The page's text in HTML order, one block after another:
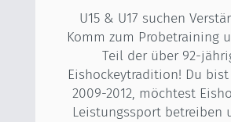
U15 & U17 suchen
Komm zum Probetraining
Teil der über 92-
Eishockeytradition! Du bist
2009-2012, möchtest
Leistungssport betreiben